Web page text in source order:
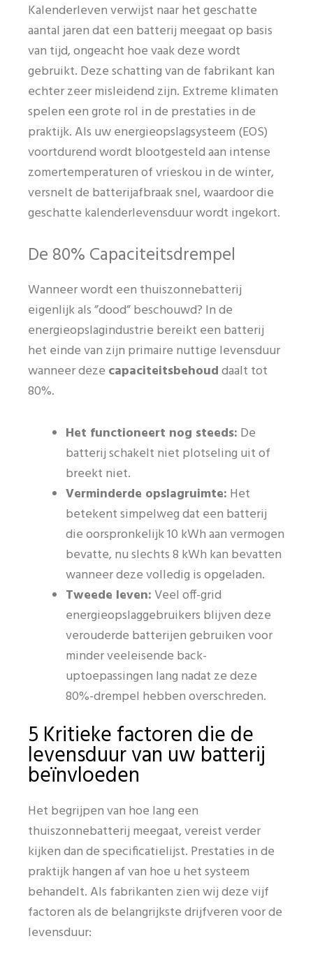
Kalenderleven verwijst naar het geschatte
aantal jaren dat een batterij meegaat op basis
van tijd, ongeacht hoe vaak deze wordt
gebruikt. Deze schatting van de fabrikant kan
echter zeer misleidend zijn. Extreme klimaten
spelen een grote rol in de prestaties in de
praktijk. Als uw energieopslagsysteem (EOS)
voortdurend wordt blootgesteld aan intense
zomertemperaturen of vrieskou in de winter,
versnelt de batterijafbraak snel, waardoor die
geschatte kalenderlevensduur wordt ingekort.
De 80% Capaciteitsdrempel
Wanneer wordt een thuiszonnebatterij
eigenlijk als ”dood” beschouwd? In de
energieopslagindustrie bereikt een batterij
het einde van zijn primaire nuttige levensduur
wanneer deze capaciteitsbehouddaalt tot
80%.
Het functioneert nog steeds: De
batterij schakelt niet plotseling uit of
breekt niet.
Verminderde opslagruimte: Het
betekent simpelweg dat een batterij
die oorspronkelijk 10 kWh aan vermogen
bevatte, nu slechts 8 kWh kan bevatten
wanneer deze volledig is opgeladen.
Tweede leven:Veel off-grid
energieopslaggebruikers blijven deze
verouderde batterijen gebruiken voor
minder veeleisende back-
uptoepassingen lang nadat ze deze
80%-drempel hebben overschreden.
5 Kritieke factoren die de
levensduur van uw batterij
beïnvloeden
Het begrijpen van hoe lang een
thuiszonnebatterij meegaat, vereist verder
kijken dan de specificatielijst. Prestaties in de
praktijk hangen af van hoe u het systeem
behandelt. Als fabrikanten zien wij deze vijf
factoren als de belangrijkste drijfveren voor de
levensduur: